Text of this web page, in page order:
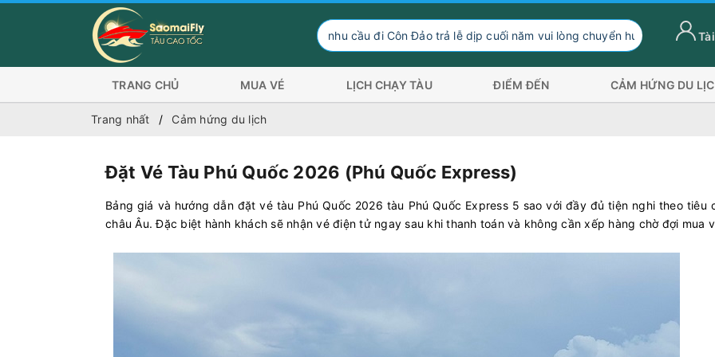
Hành khách có nhu cầu đi Côn Đảo trả lễ dịp cuối năm vui lòng chuyển hướng xuống Sóc Trăng
TRANG CHỦ MUA VÉ LỊCH CHẠY TÀU ĐIỂM ĐẾN CẢM HỨNG DU
Trang nhất Cảm hứng du lịch
Đặt Vé Tàu Phú Quốc 2026 (Phú Quốc Express)
Bảng giá và hướng dẫn đặt vé tàu Phú Quốc 2026 tàu Phú Quốc Express 5 sao với đầy đủ tiện nghi theo tiêu
châu Âu. Đặc biệt hành khách sẽ nhận vé điện tử ngay sau khi thanh toán và không cần xếp hàng chờ đợi mua